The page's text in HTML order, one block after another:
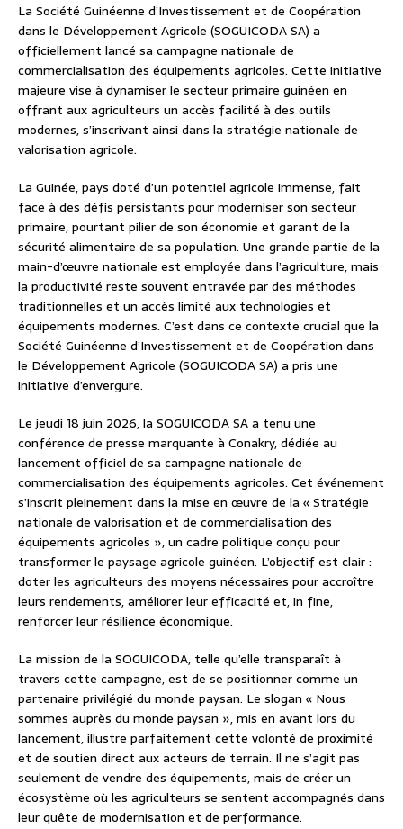
La Société Guinéenne d’Investissement et de Coopération
dans le Développement Agricole (SOGUICODA SA) a
officiellement lancé sa campagne nationale de
commercialisation des équipements agricoles. Cette initiative
majeure vise à dynamiser le secteur primaire guinéen en
offrant aux agriculteurs un accès facilité à des outils
modernes, s’inscrivant ainsi dans la stratégie nationale de
valorisation agricole.
La Guinée, pays doté d’un potentiel agricole immense, fait
face à des défis persistants pour moderniser son secteur
primaire, pourtant pilier de son économie et garant de la
sécurité alimentaire de sa population. Une grande partie de la
main-d’œuvre nationale est employée dans l’agriculture, mais
la productivité reste souvent entravée par des méthodes
traditionnelles et un accès limité aux technologies et
équipements modernes. C’est dans ce contexte crucial que la
Société Guinéenne d’Investissement et de Coopération dans
le Développement Agricole (SOGUICODA SA) a pris une
initiative d’envergure.
Le jeudi 18 juin 2026, la SOGUICODA SA a tenu une
conférence de presse marquante à Conakry, dédiée au
lancement officiel de sa campagne nationale de
commercialisation des équipements agricoles. Cet événement
s’inscrit pleinement dans la mise en œuvre de la « Stratégie
nationale de valorisation et de commercialisation des
équipements agricoles », un cadre politique conçu pour
transformer le paysage agricole guinéen. L’objectif est clair :
doter les agriculteurs des moyens nécessaires pour accroître
leurs rendements, améliorer leur efficacité et, in fine,
renforcer leur résilience économique.
La mission de la SOGUICODA, telle qu’elle transparaît à
travers cette campagne, est de se positionner comme un
partenaire privilégié du monde paysan. Le slogan « Nous
sommes auprès du monde paysan », mis en avant lors du
lancement, illustre parfaitement cette volonté de proximité
et de soutien direct aux acteurs de terrain. Il ne s’agit pas
seulement de vendre des équipements, mais de créer un
écosystème où les agriculteurs se sentent accompagnés dans
leur quête de modernisation et de performance.